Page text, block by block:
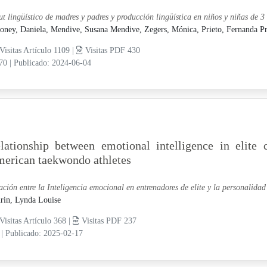
lingüístico de madres y padres y producción lingüística en niños y niñas de
Daniela, Mendive, Susana Mendive, Zegers, Mónica, Prieto, Fernanda
Artículo 1109 |
Visitas PDF 430
| Publicado: 2024-06-04
between emotional intelligence in elite
taekwondo athletes
entre la Inteligencia emocional en entrenadores de elite y la
Lynda Louise
Artículo 368 |
Visitas PDF 237
| Publicado: 2025-02-17